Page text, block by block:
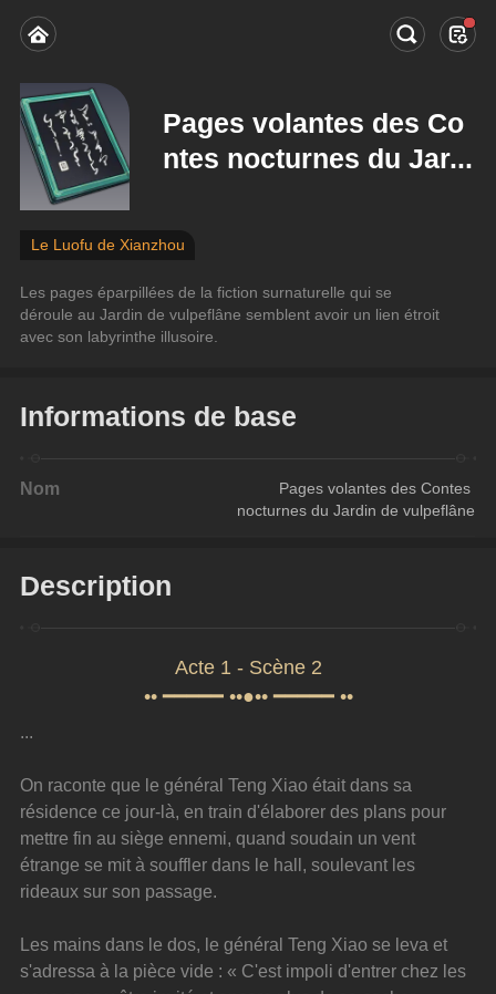
Pages volantes des Co
ntes nocturnes du Jar...
Le Luofu de Xianzhou
Les pages éparpillées de la fiction surnaturelle qui se
déroule au Jardin de vulpeflâne semblent avoir un lien étroit
avec son labyrinthe illusoire.
Informations de base
Nom
Pages volantes des Contes
nocturnes du Jardin de vulpeflâne
Description
Acte 1 - Scène 2
•• ━━━━━ ••●•• ━━━━━ ••
...
On raconte que le général Teng Xiao était dans sa
résidence ce jour-là, en train d'élaborer des plans pour
mettre fin au siège ennemi, quand soudain un vent
étrange se mit à souffler dans le hall, soulevant les
rideaux sur son passage.
Les mains dans le dos, le général Teng Xiao se leva et
s'adressa à la pièce vide : « C'est impoli d'entrer chez les